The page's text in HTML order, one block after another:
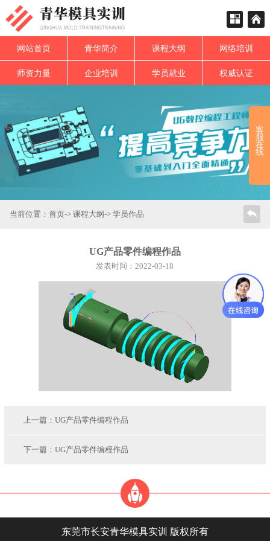
网站首页 青华简介 课程大纲 网络培训
师资力量 企业培训 学员就业 权威认证
当前位置： 首页-> 课程大纲-> 学员作品
UG产品零件编程作品
发表时间：2022-03-18
上一篇： UG产品零件编程作品
下一篇： UG产品零件编程作品
东莞市长安青华模具实训 版权所有
客
服
在
线